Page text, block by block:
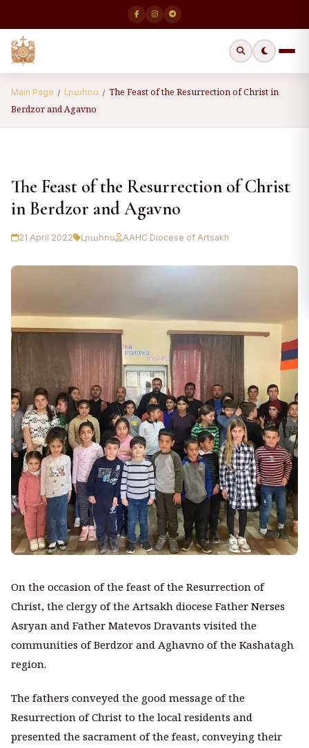
Main Page / Լրահոս / The Feast of the Resurrection of Christ in
Berdzor and Agavno
The Feast of the Resurrection of Christ
in Berdzor and Agavno
21 April 2022 Լրահոս AAHC Diocese of Artsakh
On the occasion of the feast of the Resurrection of
Christ, the clergy of the Artsakh diocese Father Nerses
Asryan and Father Matevos Dravants visited the
communities of Berdzor and Aghavno of the Kashatagh
region.
The fathers conveyed the good message of the
Resurrection of Christ to the local residents and
presented the sacrament of the feast, conveying their